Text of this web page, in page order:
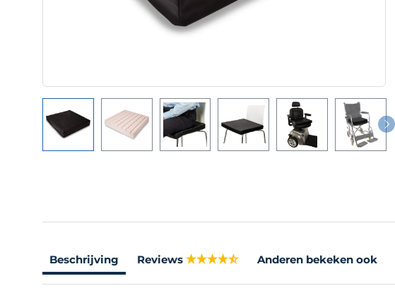
Beschrijving Reviews Anderen bekeken ook